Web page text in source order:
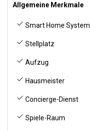
Allgemeine Merkmale
Smart Home System
Stellplatz
Aufzug
Hausmeister
Concierge-Dienst
Spiele-Raum